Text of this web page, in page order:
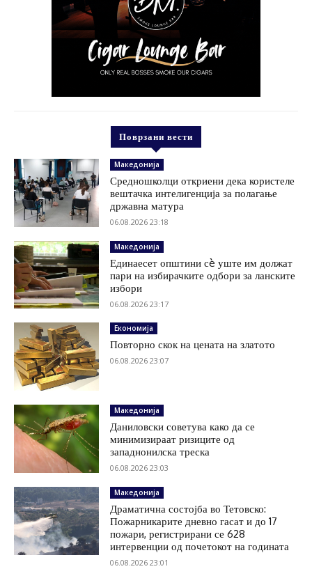
Поврзани вести
Македонија
Средношколци откриени дека користеле
вештачка интелигенција за полагање
државна матура
06.08.2026 23:18
Македонија
Единаесет општини сè уште им должат
пари на избирачките одбори за ланските
избори
06.08.2026 23:17
Економија
Повторно скок на цената на златото
06.08.2026 23:07
Македонија
Даниловски советува како да се
минимизираат ризиците од
западнонилска треска
06.08.2026 23:03
Македонија
Драматична состојба во Тетовско:
Пожарникарите дневно гасат и до 17
пожари, регистрирани се 628
интервенции од почетокот на годината
06.08.2026 23:01